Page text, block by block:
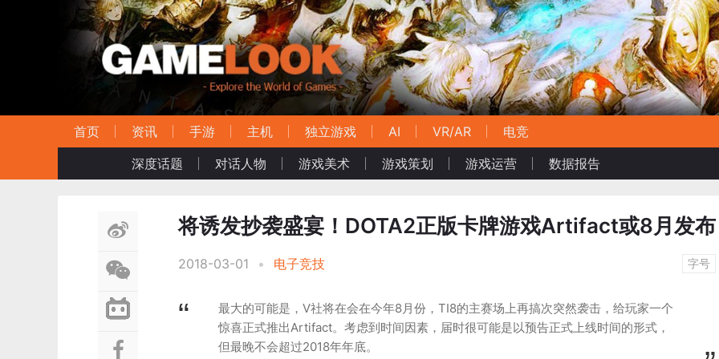
首页 资讯 手游 主机 独立游戏 AI VR/AR
电竞
深度话题
对话人物 游戏美术 游戏策划 游戏运营 数据报告
将诱发抄袭盛宴！DOTA2正版卡牌游戏Artifact或8月发布
2018-03-01 • 电子竞技 字号
最大的可能是，V社将在会在今年8月份，TI8的主赛场上再搞次突然袭击，给玩家一个
惊喜正式推出Artifact。考虑到时间因素，届时很可能是以预告正式上线时间的形式，
但最晚不会超过2018年年底。